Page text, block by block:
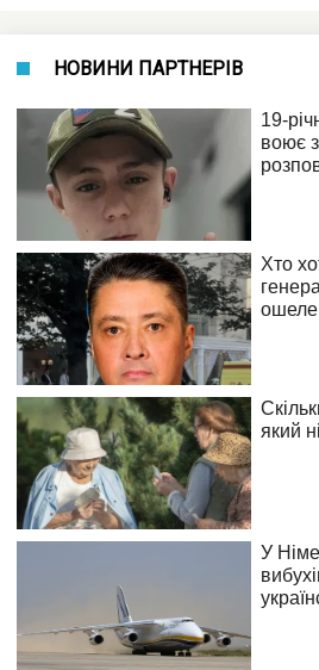
НОВИНИ ПАРТНЕРІВ